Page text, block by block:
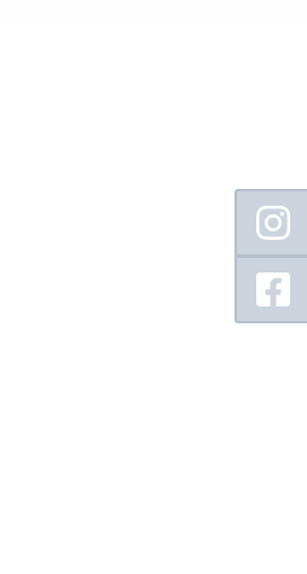
Floating